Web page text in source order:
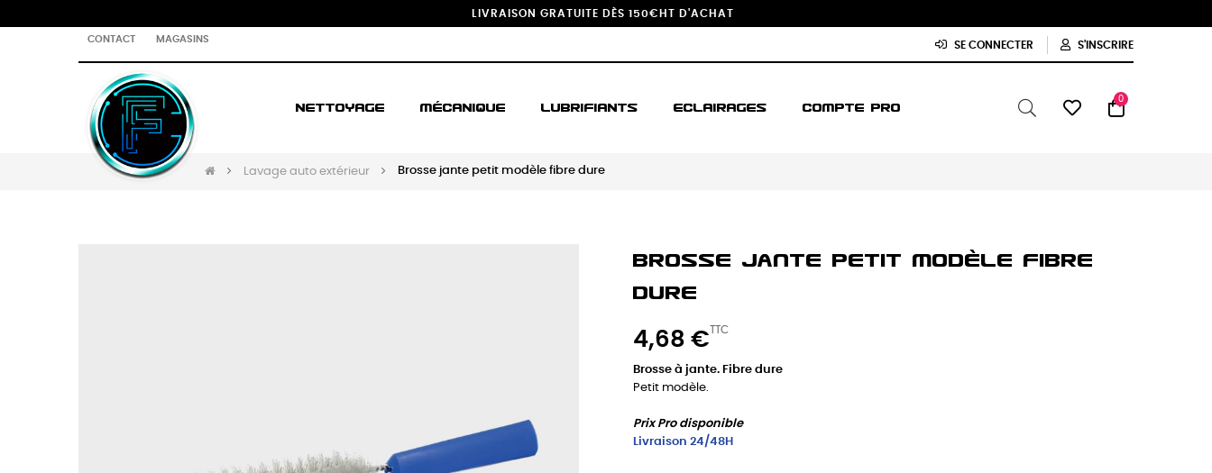
LIVRAISON GRATUITE DÈS 150€HT D'ACHAT
CONTACT MAGASINS
SE CONNECTER S'INSCRIRE
NETTOYAGE MÉCANIQUE LUBRIFIANTS ECLAIRAGES COMPTE PRO
0
Lavage auto extérieur Brosse jante petit modèle fibre dure
Brosse Jante Petit Modèle Fibre
Dure
4,68 € TTC
Brosse à jante. Fibre dure
Petit modèle.
Prix Pro disponible
Livraison 24/48H